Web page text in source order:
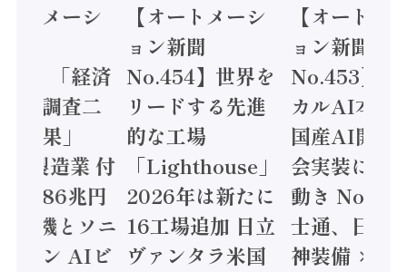
トメーシ
】「経済
態調査二
結果」
年製造業 付
額86兆円
電機とソニ
コン AIビ
【オートメーシ
ョン新聞
No.454】世界を
リードする先進
的な工場
「Lighthouse」
2026年は新たに
16工場追加 日立
ヴァンタラ米国
【オートメ
ョン新聞
No.453】フ
カルAI本格
国産AI開発
会実装に活
動き
士通、日立
神装備 ×